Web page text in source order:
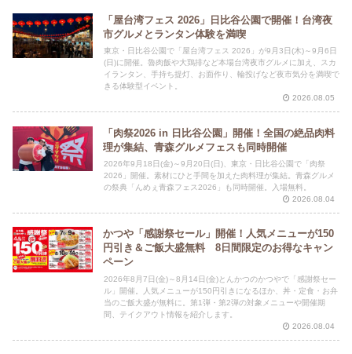
「屋台湾フェス 2026」日比谷公園で開催！台湾夜
市グルメとランタン体験を満喫
東京・日比谷公園で「屋台湾フェス 2026」が9月3日(木)～9月6日
(日)に開催。魯肉飯や大鶏排など本場台湾夜市グルメに加え、スカ
イランタン、手持ち提灯、お面作り、輪投げなど夜市気分を満喫で
きる体験型イベント。
2026.08.05
「肉祭2026 in 日比谷公園」開催！全国の絶品肉料
理が集結、青森グルメフェスも同時開催
2026年9月18日(金)～9月20日(日)、東京・日比谷公園で「肉祭
2026」開催。素材にひと手間を加えた肉料理が集結。青森グルメ
の祭典「んめぇ青森フェス2026」も同時開催。入場無料。
2026.08.04
かつや「感謝祭セール」開催！人気メニューが150
円引き＆ご飯大盛無料 8日間限定のお得なキャン
ペーン
2026年8月7日(金)～8月14日(金)とんかつのかつやで「感謝祭セー
ル」開催。人気メニューが150円引きになるほか、丼・定食・お弁
当のご飯大盛が無料に。第1弾・第2弾の対象メニューや開催期
間、テイクアウト情報を紹介します。
2026.08.04